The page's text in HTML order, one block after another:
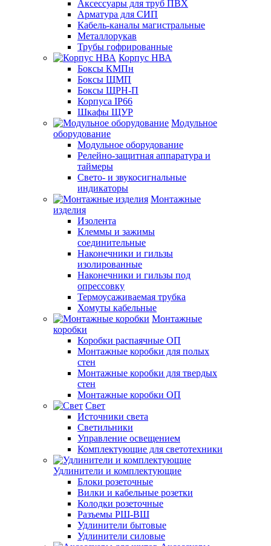
Аксессуары для труб ПВХ
Арматура для СИП
Кабель-каналы магистральные
Металлорукав
Трубы гофрированные
Корпус НВА
Боксы КМПн
Боксы ЩМП
Боксы ЩРН-П
Корпуса IP66
Шкафы ЩУР
Модульное
оборудование
Модульное оборудование
Релейно-защитная аппаратура и
таймеры
Свето- и звукосигнальные
индикаторы
Монтажные
изделия
Изолента
Клеммы и зажимы
соединительные
Наконечники и гильзы
изолированные
Наконечники и гильзы под
опрессовку
Термоусаживаемая трубка
Хомуты кабельные
Монтажные
коробки
Коробки распаячные ОП
Монтажные коробки для полых
стен
Монтажные коробки для твердых
стен
Монтажные коробки ОП
Свет
Источники света
Светильники
Управление освещением
Комплектующие для светотехники
Удлинители и комплектующие
Блоки розеточные
Вилки и кабельные розетки
Колодки розеточные
Разъемы РШ-ВШ
Удлинители бытовые
Удлинители силовые